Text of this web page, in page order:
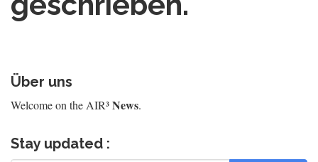
Über uns
Welcome on the AIR³News.
Stay updated :